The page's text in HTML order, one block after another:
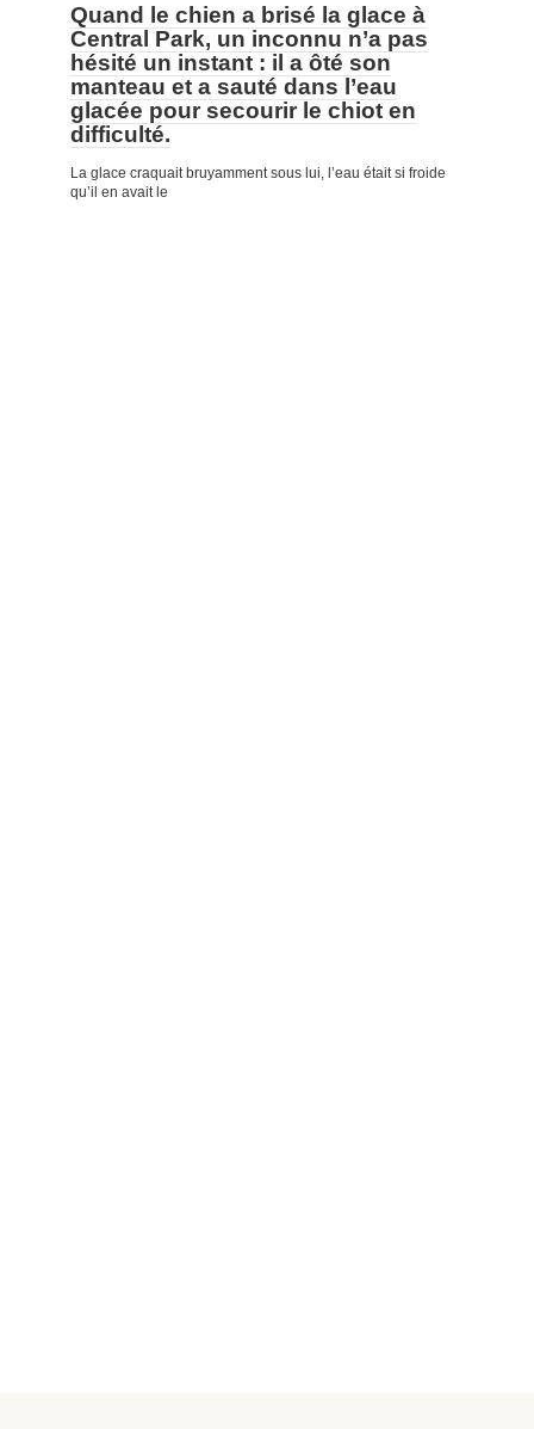
Quand le chien a brisé la glace à
Central Park, un inconnu n’a pas
hésité un instant : il a ôté son
manteau et a sauté dans l’eau
glacée pour secourir le chiot en
difficulté.
La glace craquait bruyamment sous lui, l’eau était si froide
qu’il en avait le